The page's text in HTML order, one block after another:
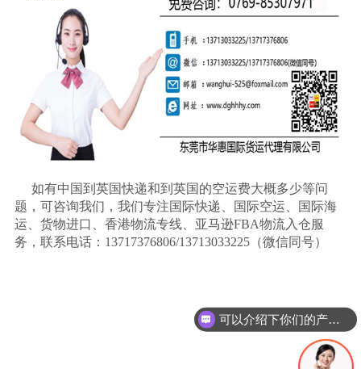
如有中国到英国快递和到英国的空运费大概多少等问
题，可咨询我们，我们专注国际快递、国际空运、国际海
运、货物进口、香港物流专线、亚马逊FBA物流入仓服
务，联系电话：13717376806/13713033225（微信同号）
可以介绍下你们的产品么